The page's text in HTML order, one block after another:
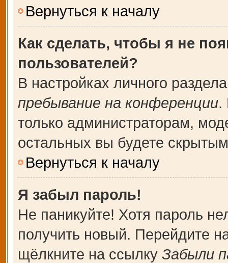
Вернуться к началу
Как сделать, чтобы я не
пользователей?
В настройках личного
пребывание на конференции.
только администраторам,
остальных вы будете
Вернуться к началу
Я забыл пароль!
Не паникуйте! Хотя пароль
получить новый. Перейдите
щёлкните на ссылку Забыли